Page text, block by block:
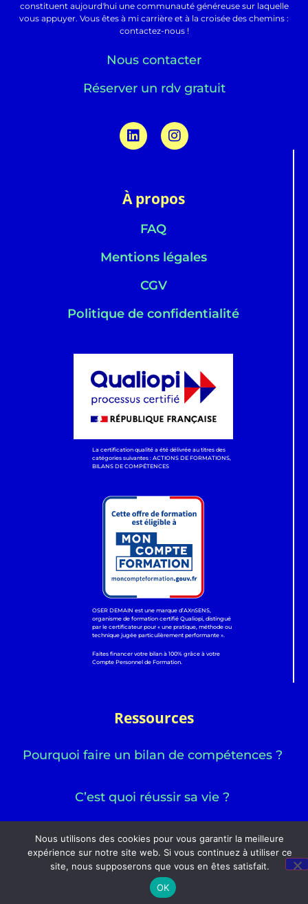
constituent aujourd'hui une communauté généreuse sur laquelle
vous appuyer. Vous êtes à mi carrière et à la croisée des chemins :
contactez-nous !
Nous contacter
Réserver un rdv gratuit
À propos
FAQ
Mentions légales
CGV
Politique de confidentialité
La certification qualité a été délivrée au titres des
catégories suivantes : ACTIONS DE FORMATIONS,
BILANS DE COMPÉTENCES
OSER DEMAIN est une marque d’AXnSENS,
organisme de formation certifié Qualiopi, distingué
par le certificateur pour « une pratique, méthode ou
technique jugée particulièrement performante ».
Faites financer votre bilan à 100% grâce à votre
Compte Personnel de Formation.
Ressources
Pourquoi faire un bilan de compétences ?
C’est quoi réussir sa vie ?
Nous utilisons des cookies pour vous garantir la meilleure
expérience sur notre site web. Si vous continuez à utiliser ce
site, nous supposerons que vous en êtes satisfait.
OK